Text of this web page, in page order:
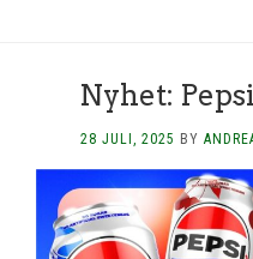
Nyhet:
28 JULI, 2025 BY